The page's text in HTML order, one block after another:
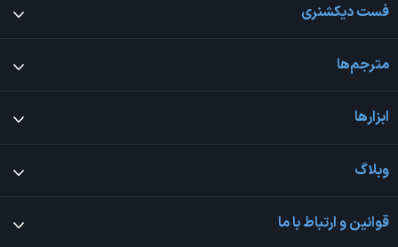
فست دیکشنری
مترجم‌ها
ابزارها
وبلاگ
قوانین و ارتباط با ما